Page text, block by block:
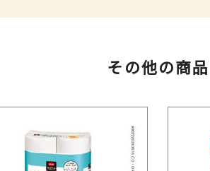
その他の商品